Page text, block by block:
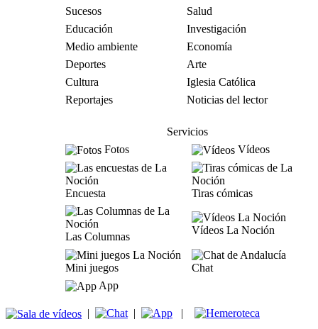
Sucesos
Salud
Educación
Investigación
Medio ambiente
Economía
Deportes
Arte
Cultura
Iglesia Católica
Reportajes
Noticias del lector
Servicios
Fotos
Vídeos
Encuesta Tiras cómicas
Las Columnas
Vídeos La Noción
Mini juegos
Chat
App
| | |